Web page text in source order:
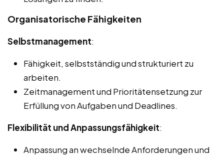
Organisatorische Fähigkeiten
Selbstmanagement:
Fähigkeit, selbstständig und strukturiert zu
arbeiten.
Zeitmanagement und Prioritätensetzung zur
Erfüllung von Aufgaben und Deadlines.
Flexibilität und Anpassungsfähigkeit:
Anpassung an wechselnde Anforderungen und